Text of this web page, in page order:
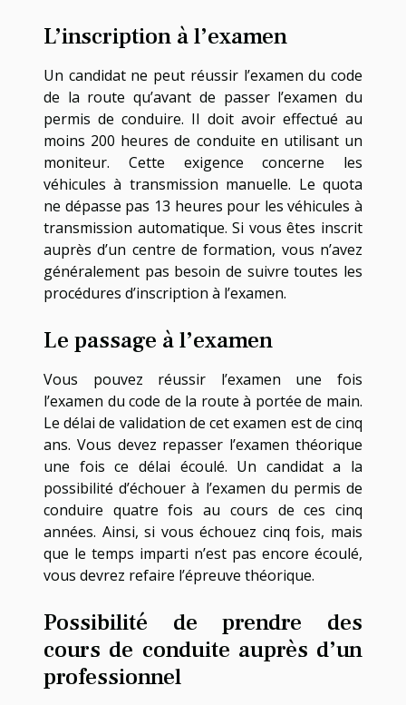
L’inscription à l’examen
Un candidat ne peut réussir l’examen du code
de la route qu’avant de passer l’examen du
permis de conduire. Il doit avoir effectué au
moins 200 heures de conduite en utilisant un
moniteur. Cette exigence concerne les
véhicules à transmission manuelle. Le quota
ne dépasse pas 13 heures pour les véhicules à
transmission automatique. Si vous êtes inscrit
auprès d’un centre de formation, vous n’avez
généralement pas besoin de suivre toutes les
procédures d’inscription à l’examen.
Le passage à l’examen
Vous pouvez réussir l’examen une fois
l’examen du code de la route à portée de main.
Le délai de validation de cet examen est de cinq
ans. Vous devez repasser l’examen théorique
une fois ce délai écoulé. Un candidat a la
possibilité d’échouer à l’examen du permis de
conduire quatre fois au cours de ces cinq
années. Ainsi, si vous échouez cinq fois, mais
que le temps imparti n’est pas encore écoulé,
vous devrez refaire l’épreuve théorique.
Possibilité de prendre des
cours de conduite auprès d’un
professionnel